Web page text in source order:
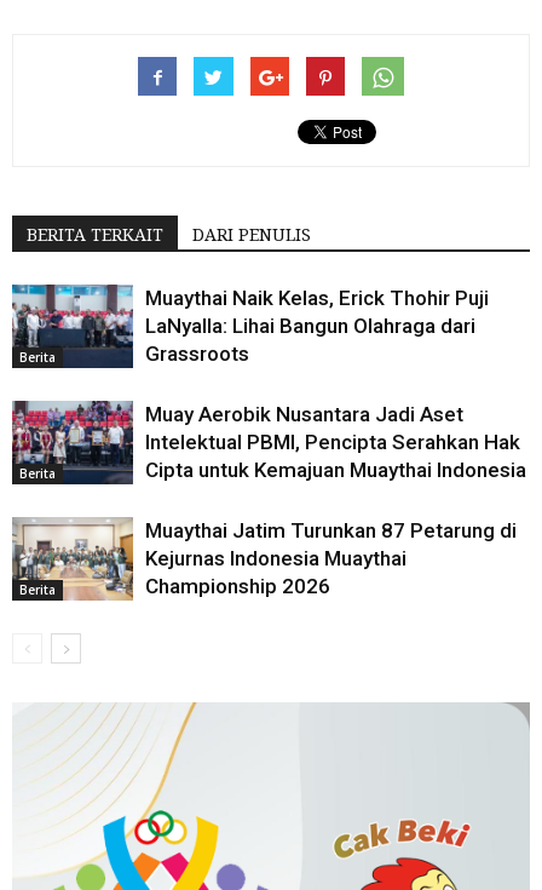
BERITA TERKAIT DARI PENULIS
Berita
Muaythai Naik Kelas, Erick Thohir Puji
LaNyalla: Lihai Bangun Olahraga dari
Grassroots
Berita
Muay Aerobik Nusantara Jadi Aset
Intelektual PBMI, Pencipta Serahkan Hak
Cipta untuk Kemajuan Muaythai Indonesia
Berita
Muaythai Jatim Turunkan 87 Petarung di
Kejurnas Indonesia Muaythai
Championship 2026